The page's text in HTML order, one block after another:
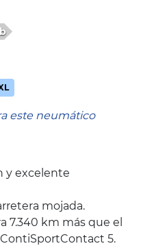
este neumático
y excelente
mojada.
7.340 km más que el
5.